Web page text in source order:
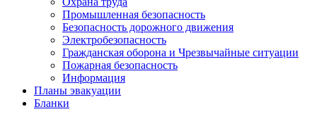
Промышленная безопасность
Безопасность дорожного движения
Электробезопасность
Гражданская оборона и Чрезвычайные ситуации
Пожарная безопасность
Информация
Планы эвакуации
Бланки